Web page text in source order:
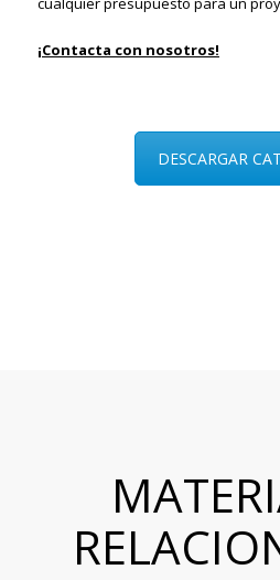
¡Contacta con nosotros!
DESCARGAR